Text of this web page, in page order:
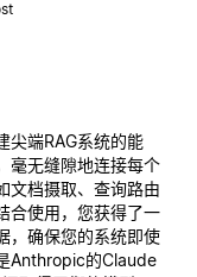
尖端RAG系统的能
毫无缝隙地连接每个
文档摄取、查询路由
合使用，您获得了一
，确保您的系统即使
Anthropic的Claude